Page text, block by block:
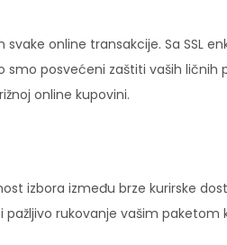
online transakcije. Sa
posvećeni zaštiti vaših
online kupovini.
izbora između brze kurirske
rukovanje vašim paketom